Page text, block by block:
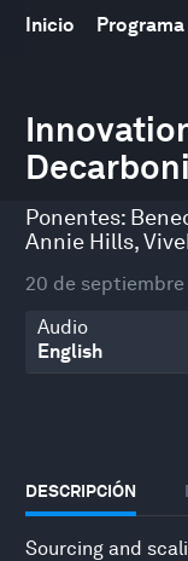
Inicio Programa
Ponentes:
Annie Hills,
20 de septiembre
Audio
DESCRIPCIÓN
Sourcing and
seconds
of
48
minutes,
seconds